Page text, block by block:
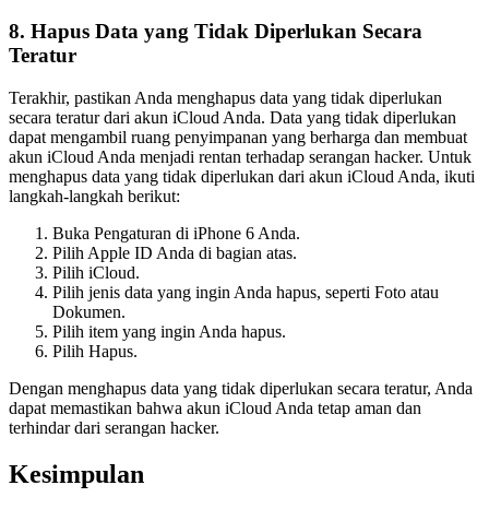
8. Hapus Data yang Tidak Diperlukan Secara
Teratur
Terakhir, pastikan Anda menghapus data yang tidak diperlukan
secara teratur dari akun iCloud Anda. Data yang tidak diperlukan
dapat mengambil ruang penyimpanan yang berharga dan membuat
akun iCloud Anda menjadi rentan terhadap serangan hacker. Untuk
menghapus data yang tidak diperlukan dari akun iCloud Anda, ikuti
langkah-langkah berikut:
Buka Pengaturan di iPhone 6 Anda.
Pilih Apple ID Anda di bagian atas.
Pilih iCloud.
Pilih jenis data yang ingin Anda hapus, seperti Foto atau
Dokumen.
Pilih item yang ingin Anda hapus.
Pilih Hapus.
Dengan menghapus data yang tidak diperlukan secara teratur, Anda
dapat memastikan bahwa akun iCloud Anda tetap aman dan
terhindar dari serangan hacker.
Kesimpulan